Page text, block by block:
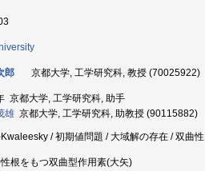
郎 京都大学, 工学研究科, 教授 (70025922)
京都大学, 工学研究科, 助手
雄 京都大学, 工学研究科, 助教授 (90115882)
/ 初期値問題 / 大域解の存在 / 双曲性
根をもつ双曲型作用素(大矢)